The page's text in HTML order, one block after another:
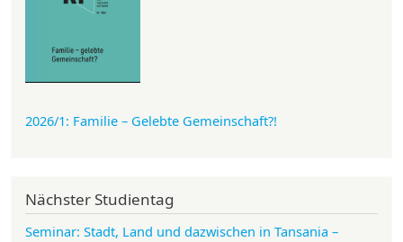
2026/1: Familie – Gelebte Gemeinschaft?!
Nächster Studientag
Seminar: Stadt, Land und dazwischen in Tansania –